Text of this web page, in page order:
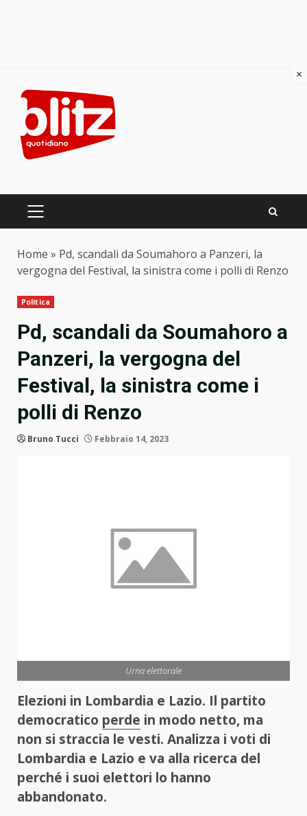
content
PRIMARY
Home » Pd, scandali da Soumahoro a Panzeri, la
vergogna del Festival, la sinistra come i polli di Renzo
Politica
Pd, scandali da Soumahoro a
Panzeri, la vergogna del
Festival, la sinistra come i
polli di Renzo
Bruno Tucci Febbraio 14, 2023
Urna elettorale
Elezioni in Lombardia e Lazio. Il partito
democratico perde in modo netto, ma
non si straccia le vesti. Analizza i voti di
Lombardia e Lazio e va alla ricerca del
perché i suoi elettori lo hanno
abbandonato.
×